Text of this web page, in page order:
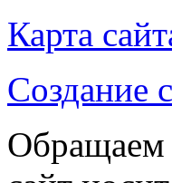
Карта
Создание
Обращаем